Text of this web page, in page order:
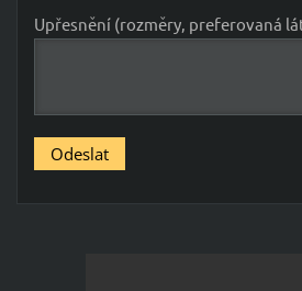
Upřesnění (rozměry, preferovaná